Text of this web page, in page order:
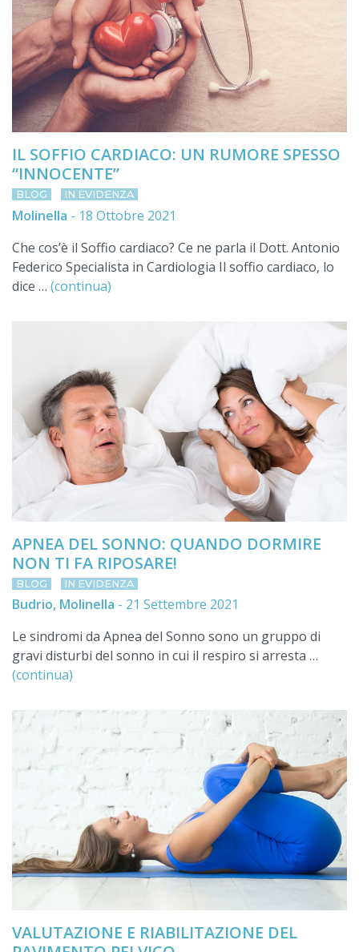
IL SOFFIO CARDIACO: UN RUMORE SPESSO
“INNOCENTE”
BLOG IN EVIDENZA
Molinella - 18 Ottobre 2021
Che cos’è il Soffio cardiaco? Ce ne parla il Dott. Antonio
Federico Specialista in Cardiologia Il soffio cardiaco, lo
dice … (continua)
APNEA DEL SONNO: QUANDO DORMIRE
NON TI FA RIPOSARE!
BLOG IN EVIDENZA
Budrio, Molinella - 21 Settembre 2021
Le sindromi da Apnea del Sonno sono un gruppo di
gravi disturbi del sonno in cui il respiro si arresta …
(continua)
VALUTAZIONE E RIABILITAZIONE DEL